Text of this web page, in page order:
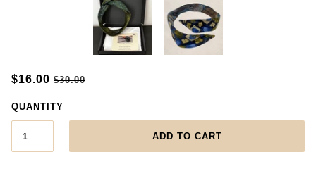
$16.00 $30.00
QUANTITY
ADD TO CART